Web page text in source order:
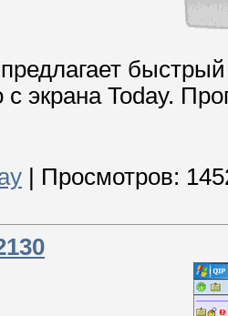
предлагает
экрана Today.
Просмотров: